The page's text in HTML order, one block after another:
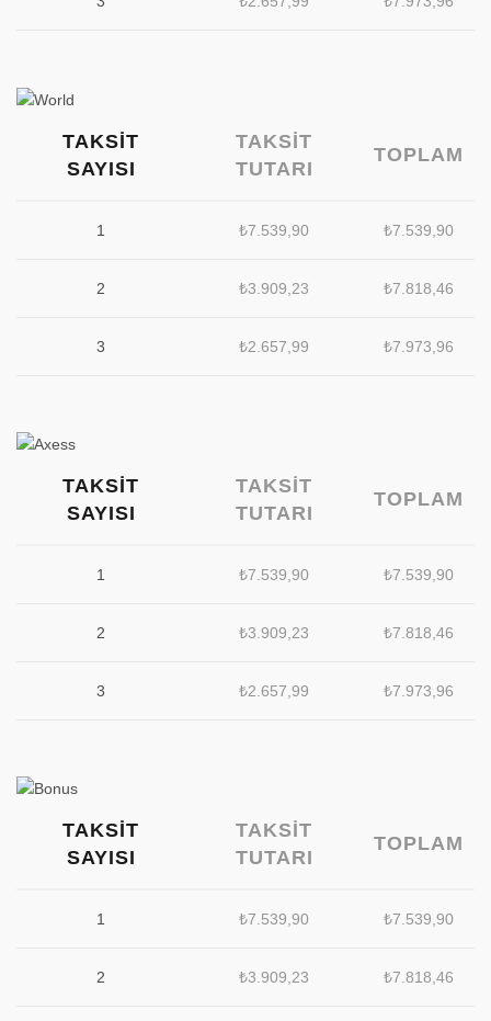
TAKSIT
SAYISI
TAKSIT
TUTARI
TOPLAM
1 ₺7.539,90 ₺7.539,90
2 ₺3.909,23 ₺7.818,46
3 ₺2.657,99 ₺7.973,96
TAKSIT
SAYISI
TAKSIT
TUTARI
TOPLAM
1 ₺7.539,90 ₺7.539,90
2 ₺3.909,23 ₺7.818,46
3 ₺2.657,99 ₺7.973,96
TAKSIT
SAYISI
TAKSIT
TUTARI
TOPLAM
1 ₺7.539,90 ₺7.539,90
2 ₺3.909,23 ₺7.818,46